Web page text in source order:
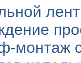
монтаж